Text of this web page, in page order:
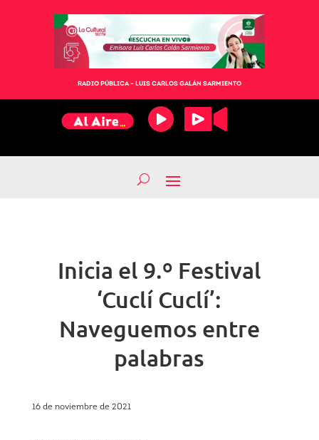
RADIO PÚBLICA – LUIS CARLOS GALÁN SARMIENTO
Inicia el 9.º Festival
‘Cuclí Cuclí’:
Naveguemos entre
palabras
16 de noviembre de 2021